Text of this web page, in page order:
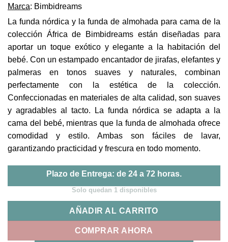
era:
69,80€.
es:
55,85€.
Marca: Bimbidreams
La funda nórdica y la funda de almohada para cama de la
colección África de Bimbidreams están diseñadas para
aportar un toque exótico y elegante a la habitación del
bebé. Con un estampado encantador de jirafas, elefantes y
palmeras en tonos suaves y naturales, combinan
perfectamente con la estética de la colección.
Confeccionadas en materiales de alta calidad, son suaves
y agradables al tacto. La funda nórdica se adapta a la
cama del bebé, mientras que la funda de almohada ofrece
comodidad y estilo. Ambas son fáciles de lavar,
garantizando practicidad y frescura en todo momento.
Plazo de Entrega: de 24 a 72 horas.
Solo quedan 1 disponibles
AÑADIR AL CARRITO
COMPRAR AHORA